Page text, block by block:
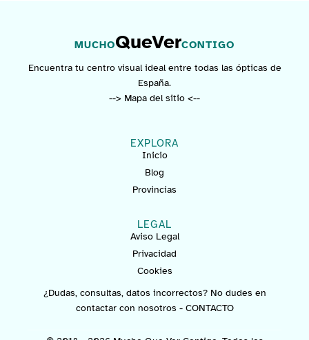
MUCHOQueVerCONTIGO
Encuentra tu centro visual ideal entre todas las ópticas de
España.
--> Mapa del sitio <--
EXPLORA
Inicio
Blog
Provincias
LEGAL
Aviso Legal
Privacidad
Cookies
¿Dudas, consultas, datos incorrectos? No dudes en
contactar con nosotros - CONTACTO